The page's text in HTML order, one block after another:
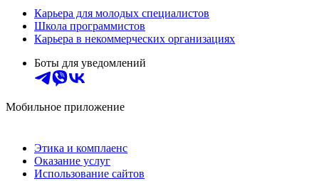
Карьера для молодых специалистов
Школа программистов
Карьера в некоммерческих организациях
Боты для уведомлений
Мобильное приложение
Этика и комплаенс
Оказание услуг
Использование сайтов